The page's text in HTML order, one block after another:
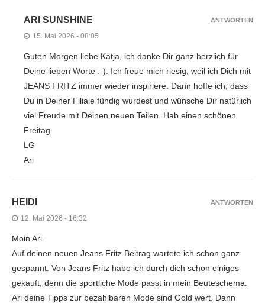
ARI SUNSHINE
15. Mai 2026 - 08:05
Guten Morgen liebe Katja, ich danke Dir ganz herzlich für
Deine lieben Worte :-). Ich freue mich riesig, weil ich Dich mit
JEANS FRITZ immer wieder inspiriere. Dann hoffe ich, dass
Du in Deiner Filiale fündig wurdest und wünsche Dir natürlich
viel Freude mit Deinen neuen Teilen. Hab einen schönen
Freitag.
LG
Ari
ANTWORTEN
HEIDI
12. Mai 2026 - 16:32
Moin Ari.
Auf deinen neuen Jeans Fritz Beitrag wartete ich schon ganz
gespannt. Von Jeans Fritz habe ich durch dich schon einiges
gekauft, denn die sportliche Mode passt in mein Beuteschema.
Ari deine Tipps zur bezahlbaren Mode sind Gold wert. Dann
ANTWORTEN